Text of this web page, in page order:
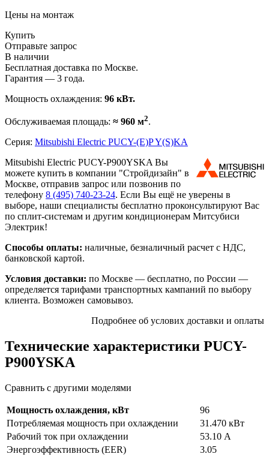
Цены на монтаж
Купить
Отправьте запрос
В наличии
Бесплатная доставка по Москве.
Гарантия — 3 года.
Мощность охлаждения: 96 кВт.
Обслуживаемая площадь: ≈ 960 м2.
Серия: Mitsubishi Electric PUCY-(E)P Y(S)KA
Mitsubishi Electric PUCY-P900YSKA Вы
можете купить в компании "Стройдизайн" в
Москве, отправив запрос или позвонив по
телефону 8 (495) 740-23-24. Если Вы ещё не уверены в
выборе, наши специалисты бесплатно проконсультируют Вас
по сплит-системам и другим кондиционерам Митсубиси
Электрик!
Способы оплаты: наличные, безналичный расчет с НДС,
банковской картой.
Условия доставки: по Москве — бесплатно, по России —
определяется тарифами транспортных кампаний по выбору
клиента. Возможен самовывоз.
Подробнее об услових доставки и оплаты
Технические характеристики PUCY-
P900YSKA
Сравнить с другими моделями
Мощность охлаждения, кВт
96
Потребляемая мощность при охлаждении
31.470 кВт
Рабочий ток при охлаждении
53.10 А
Энергоэффективность (EER)
3.05